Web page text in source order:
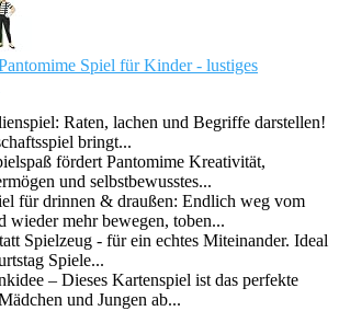
Spiel für Kinder - lustiges
Raten, lachen und Begriffe darstellen!
bringt...
fördert Pantomime Kreativität,
und selbstbewusstes...
für drinnen & draußen: Endlich weg vom
wieder mehr bewegen, toben...
Spielzeug - für ein echtes Miteinander. Ideal
Spiele...
– Dieses Kartenspiel ist das perfekte
und Jungen ab...